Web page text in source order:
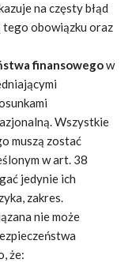
na częsty błąd
tego obowiązku oraz
finansowegow
Wszystkie
muszą zostać
w art. 38
jedynie ich
zakres.
nie może
że: